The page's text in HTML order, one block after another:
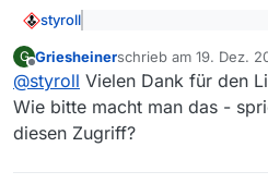
styroll
Folge 24: Jackpot (S02/
Ältere Sendungen können
G
Offline
Griesheinerschrieb am 19. Dez.
zuletzt editiert von
@styroll Vielen Dank für den
Wie bitte macht man das -
diesen Zugriff?